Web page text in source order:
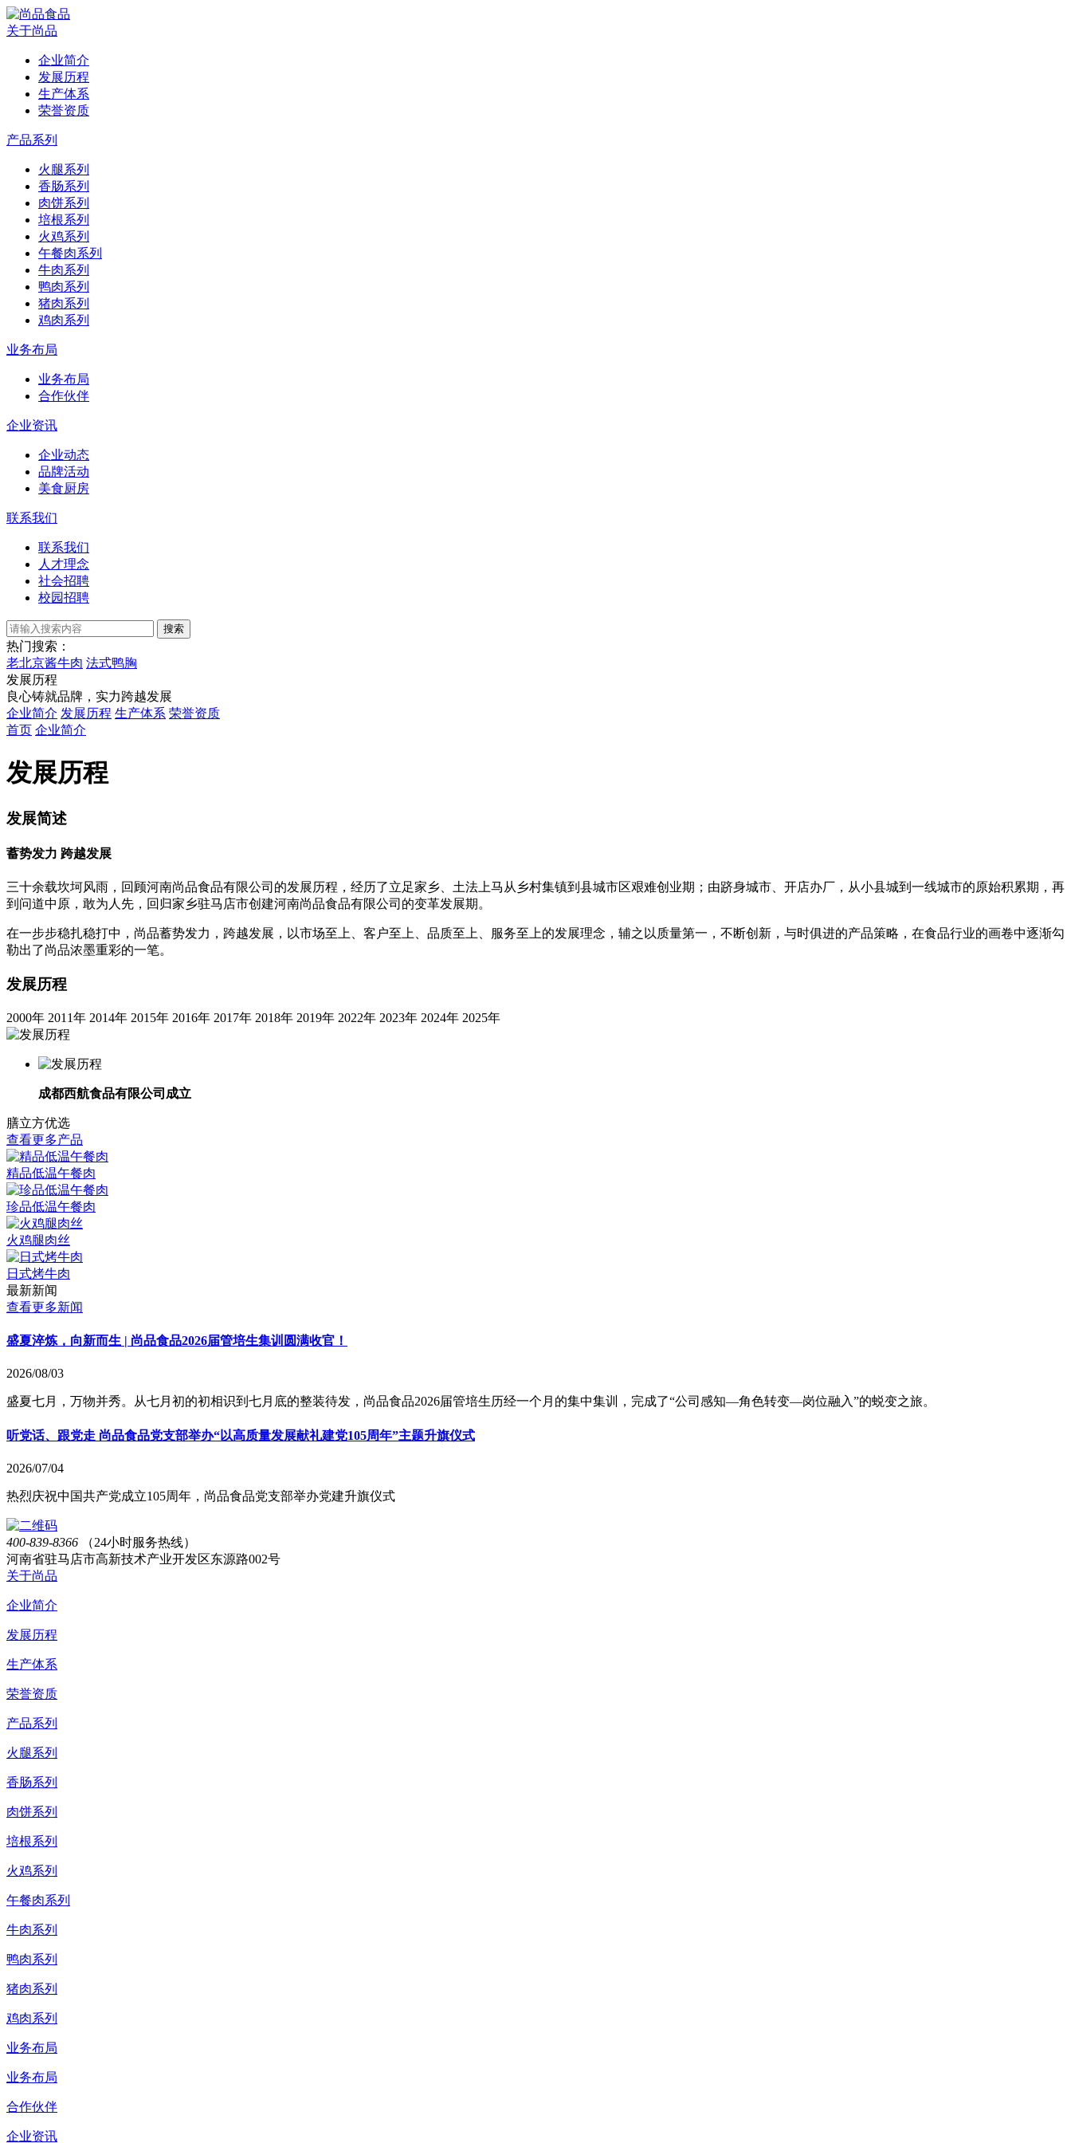
关于尚品
企业简介
发展历程
生产体系
荣誉资质
产品系列
火腿系列
香肠系列
肉饼系列
培根系列
火鸡系列
午餐肉系列
牛肉系列
鸭肉系列
猪肉系列
鸡肉系列
业务布局
业务布局
合作伙伴
企业资讯
企业动态
品牌活动
美食厨房
联系我们
联系我们
人才理念
社会招聘
校园招聘
搜索
热门搜索：
老北京酱牛肉 法式鸭胸
发展历程
良心铸就品牌，实力跨越发展
企业简介 发展历程 生产体系 荣誉资质
首页 企业简介
发展历程
发展简述
蓄势发力 跨越发展
三十余载坎坷风雨，回顾河南尚品食品有限公司的发展历程，经历了立足家乡、土法上马从乡村集镇到县城市区艰难创业期；由跻身城市、开店办厂，从小县城到一线城市的原始积累期，再
到问道中原，敢为人先，回归家乡驻马店市创建河南尚品食品有限公司的变革发展期。
在一步步稳扎稳打中，尚品蓄势发力，跨越发展，以市场至上、客户至上、品质至上、服务至上的发展理念，辅之以质量第一，不断创新，与时俱进的产品策略，在食品行业的画卷中逐渐勾
勒出了尚品浓墨重彩的一笔。
发展历程
2000年 2011年 2014年 2015年 2016年 2017年 2018年 2019年 2022年 2023年 2024年 2025年
成都西航食品有限公司成立
膳立方优选
查看更多产品
精品低温午餐肉
珍品低温午餐肉
火鸡腿肉丝
日式烤牛肉
最新新闻
查看更多新闻
盛夏淬炼，向新而生 | 尚品食品2026届管培生集训圆满收官！
2026/08/03
盛夏七月，万物并秀。从七月初的初相识到七月底的整装待发，尚品食品2026届管培生历经一个月的集中集训，完成了“公司感知—角色转变—岗位融入”的蜕变之旅。
听党话、跟党走 尚品食品党支部举办“以高质量发展献礼建党105周年”主题升旗仪式
2026/07/04
热烈庆祝中国共产党成立105周年，尚品食品党支部举办党建升旗仪式
400-839-8366
（24小时服务热线）
河南省驻马店市高新技术产业开发区东源路002号
关于尚品
企业简介
发展历程
生产体系
荣誉资质
产品系列
火腿系列
香肠系列
肉饼系列
培根系列
火鸡系列
午餐肉系列
牛肉系列
鸭肉系列
猪肉系列
鸡肉系列
业务布局
业务布局
合作伙伴
企业资讯